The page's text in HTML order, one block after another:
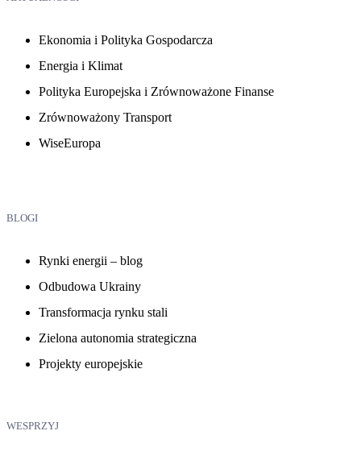
Ekonomia i Polityka Gospodarcza
Energia i Klimat
Polityka Europejska i Zrównoważone Finanse
Zrównoważony Transport
WiseEuropa
BLOGI
Rynki energii – blog
Odbudowa Ukrainy
Transformacja rynku stali
Zielona autonomia strategiczna
Projekty europejskie
WESPRZYJ